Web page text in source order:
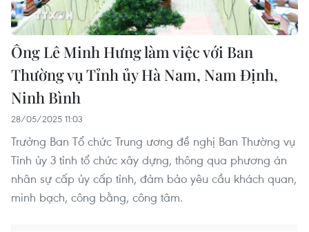
Ông Lê Minh Hưng làm việc với Ban
Thường vụ Tỉnh ủy Hà Nam, Nam Định,
Ninh Bình
28/05/2025 11:03
Trưởng Ban Tổ chức Trung ương đề nghị Ban Thường vụ
Tỉnh ủy 3 tỉnh tổ chức xây dựng, thông qua phương án
nhân sự cấp ủy cấp tỉnh, đảm bảo yêu cầu khách quan,
minh bạch, công bằng, công tâm.